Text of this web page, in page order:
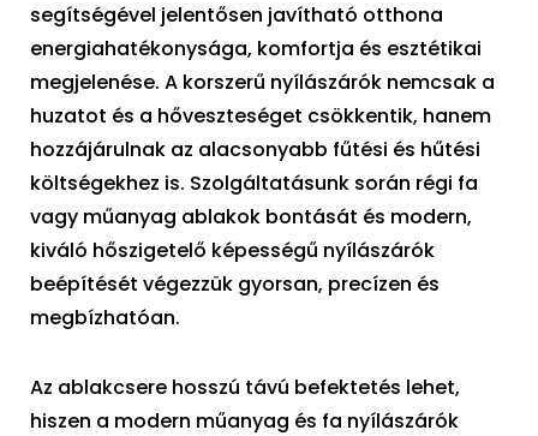
segítségével jelentősen javítható otthona
energiahatékonysága, komfortja és esztétikai
megjelenése. A korszerű nyílászárók nemcsak a
huzatot és a hőveszteséget csökkentik, hanem
hozzájárulnak az alacsonyabb fűtési és hűtési
költségekhez is. Szolgáltatásunk során régi fa
vagy műanyag ablakok bontását és modern,
kiváló hőszigetelő képességű nyílászárók
beépítését végezzük gyorsan, precízen és
megbízhatóan.
Az ablakcsere hosszú távú befektetés lehet,
hiszen a modern műanyag és fa nyílászárók